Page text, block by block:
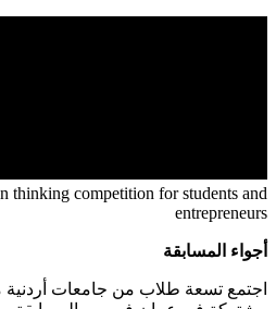
thinking competition for students and
entrepreneurs
أجواء المسابقة
اجتمع تسعة طلاب من جامعات